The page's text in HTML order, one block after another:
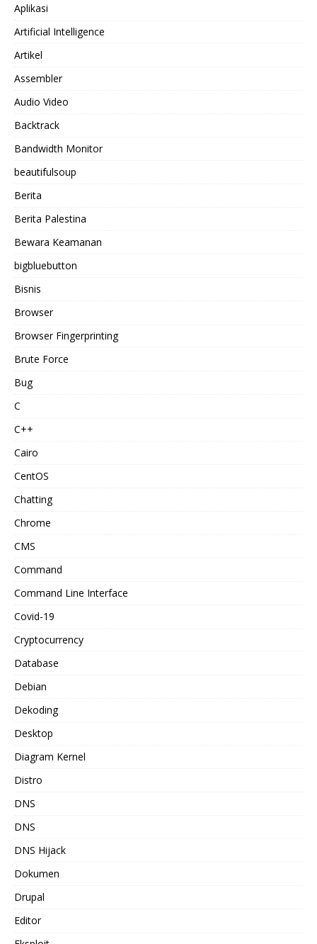
Aplikasi
Artificial Intelligence
Artikel
Assembler
Audio Video
Backtrack
Bandwidth Monitor
beautifulsoup
Berita
Berita Palestina
Bewara Keamanan
bigbluebutton
Bisnis
Browser
Browser Fingerprinting
Brute Force
Bug
C
C++
Cairo
CentOS
Chatting
Chrome
CMS
Command
Command Line Interface
Covid-19
Cryptocurrency
Database
Debian
Dekoding
Desktop
Diagram Kernel
Distro
DNS
DNS
DNS Hijack
Dokumen
Drupal
Editor